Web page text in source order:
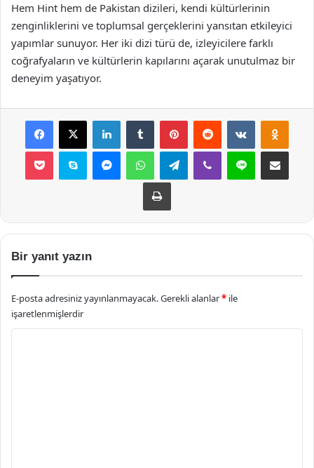
Hem Hint hem de Pakistan dizileri, kendi kültürlerinin
zenginliklerini ve toplumsal gerçeklerini yansıtan etkileyici
yapımlar sunuyor. Her iki dizi türü de, izleyicilere farklı
coğrafyaların ve kültürlerin kapılarını açarak unutulmaz bir
deneyim yaşatıyor.
Facebook
X LinkedInTumblr PinterestReddit VKontakte
Pocket Skype MessengerWhatsAppTelegramViber Line E-Posta ile
Yazdır
Bir yanıt yazın
E-posta adresiniz yayınlanmayacak.Gerekli alanlar* ile
işaretlenmişlerdir